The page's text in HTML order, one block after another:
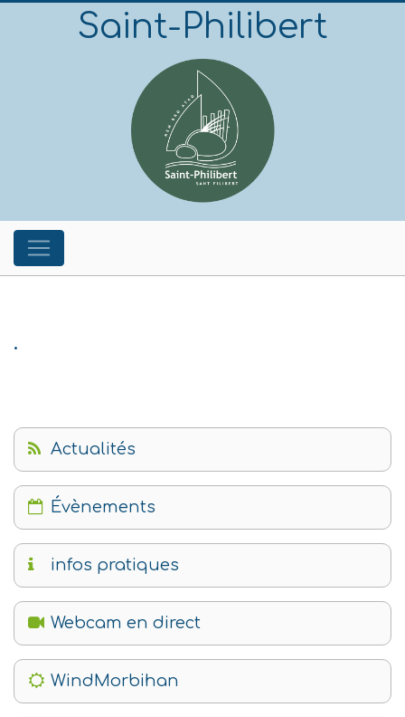
Saint-Philibert
.
Actualités
Évènements
infos pratiques
Webcam en direct
WindMorbihan